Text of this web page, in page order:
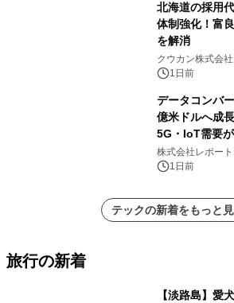
北海道の採用
体制強化！富
を解消
クウカン株式会社
1日前
データコンバ
億米ドルへ成
5G・IoT需要
株式会社レポー
1日前
テックの新着をもっと
旅行の新着
【淡路島】愛